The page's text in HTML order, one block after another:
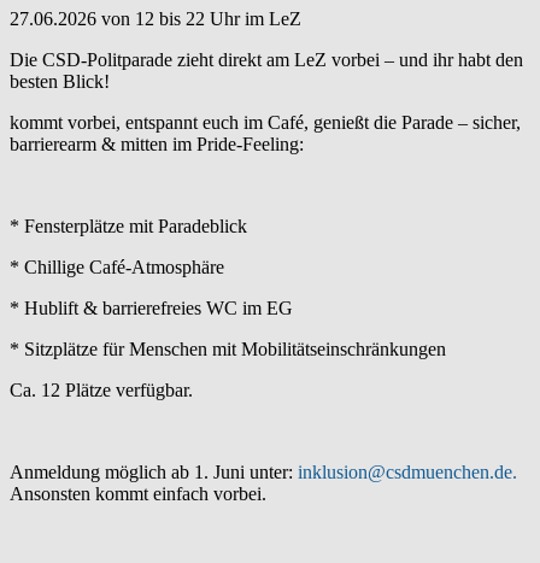
27.06.2026 von 12 bis 22 Uhr im LeZ
Die CSD-Politparade zieht direkt am LeZ vorbei – und ihr habt den
besten Blick!
kommt vorbei, entspannt euch im Café, genießt die Parade – sicher,
barrierearm & mitten im Pride-Feeling:
* Fensterplätze mit Paradeblick
* Chillige Café-Atmosphäre
* Hublift & barrierefreies WC im EG
* Sitzplätze für Menschen mit Mobilitätseinschränkungen
Ca. 12 Plätze verfügbar.
Anmeldung möglich ab 1. Juni unter: inklusion@csdmuenchen.de.
Ansonsten kommt einfach vorbei.